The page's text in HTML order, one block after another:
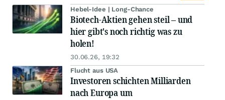
Hebel-Idee | Long-Chance
Biotech-Aktien gehen steil – und
hier gibt's noch richtig was zu
holen!
30.06.26, 19:32
Flucht aus USA
Investoren schichten Milliarden
nach Europa um